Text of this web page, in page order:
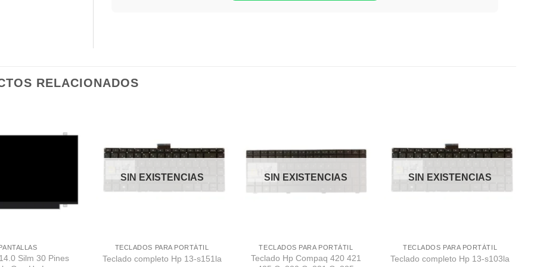
RELACIONADOS
Comprar
PANTALLAS
Silm 30 Pines
Despues
SIN EXISTENCIAS
TECLADOS PARA PORTÁTIL
Teclado completo Hp 13-s151la
SIN EXISTENCIAS
TECLADOS PARA PORTÁTIL
Teclado Hp Compaq 420 421
Despues
SIN EXISTENCIAS
TECLADOS PARA PORTÁTIL
Teclado completo Hp 13-s103la